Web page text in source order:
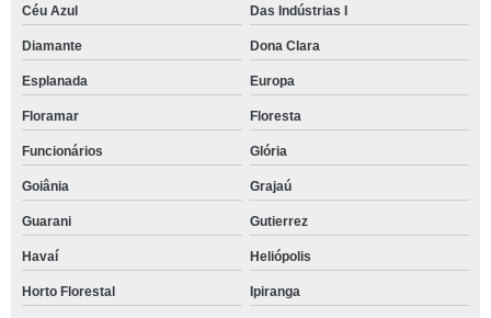
Céu Azul Das Indústrias I
Diamante Dona Clara
Esplanada Europa
Floramar Floresta
Funcionários Glória
Goiânia Grajaú
Guarani Gutierrez
Havaí Heliópolis
Horto Florestal Ipiranga